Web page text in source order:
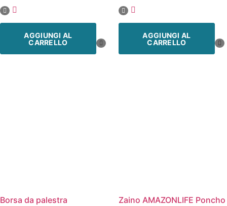
AGGIUNGI AL
CARRELLO
AGGIUNGI AL
CARRELLO
Borsa da palestra Zaino AMAZONLIFE Poncho